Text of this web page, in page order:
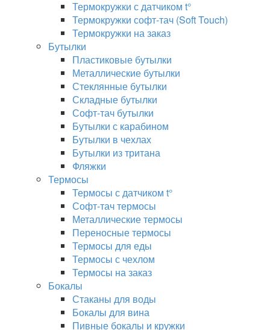
Термокружки с датчиком t°
Термокружки софт-тач (Soft Touch)
Термокружки на заказ
Бутылки
Пластиковые бутылки
Металлические бутылки
Стеклянные бутылки
Складные бутылки
Софт-тач бутылки
Бутылки с карабином
Бутылки в чехлах
Бутылки из тритана
Фляжки
Термосы
Термосы с датчиком t°
Софт-тач термосы
Металлические термосы
Переносные термосы
Термосы для еды
Термосы с чехлом
Термосы на заказ
Бокалы
Стаканы для воды
Бокалы для вина
Пивные бокалы и кружки